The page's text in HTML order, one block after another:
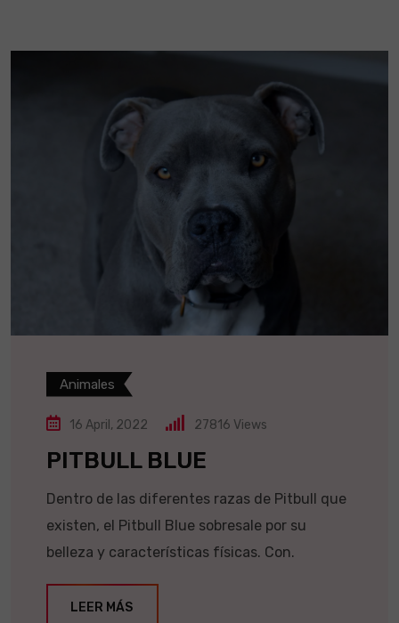
Animales
16 April, 2022 27816 Views
PITBULL BLUE
Dentro de las diferentes razas de Pitbull que
existen, el Pitbull Blue sobresale por su
belleza y características físicas. Con.
LEER MÁS